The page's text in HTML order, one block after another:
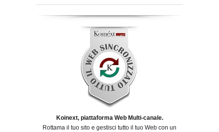
Koinext, piattaforma Web Multi-canale.
Rottama il tuo sito e gestisci tutto il tuo Web con un